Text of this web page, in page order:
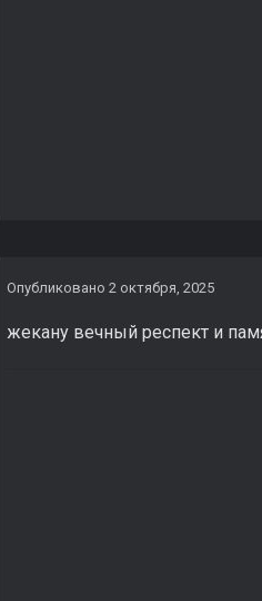
Опубликовано 2 октября, 2025
жекану вечный респект и